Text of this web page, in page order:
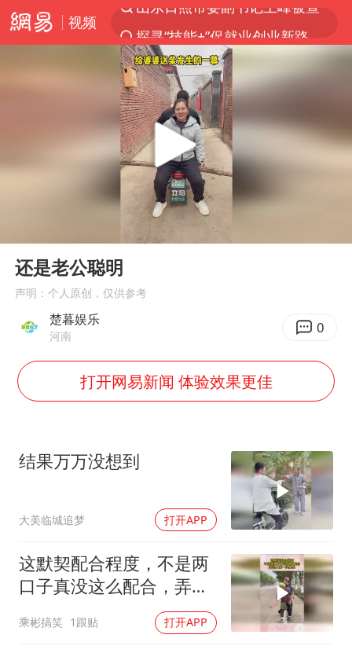
视频
24小时不关空调 电费反而更低？
店主遭女子“鬼手”换钞
美国退回1000亿美元关税
38岁山东财大教授刘海明逝世
河南试行周五下午弹性离岗
“天津之眼”摩天轮附近2人落水
银行午休1.5小时 留个窗口行不行
南太行山失联女孩最后信号不在山林
李亚鹏向地铁吐血女孩捐99999元
总书记关心百姓身边这些民生大事
Play
还是老公聪明
声明：个人原创，仅供参考
楚暮娱乐
河南 0
打开网易新闻 体验效果更佳
结果万万没想到
大美临城追梦 打开APP
这默契配合程度，不是两
口子真没这么配合，弄的
乘彬搞笑 1跟贴 打开APP